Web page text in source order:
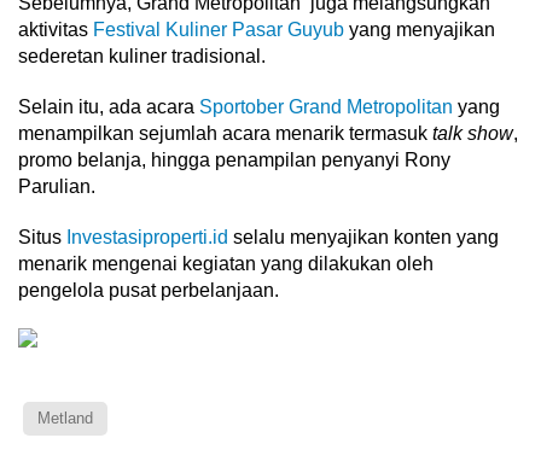
aktivitas Festival Kuliner Pasar Guyub yang menyajikan
sederetan kuliner tradisional.
Selain itu, ada acara Sportober Grand Metropolitan yang
menampilkan sejumlah acara menarik termasuk talk show,
promo belanja, hingga penampilan penyanyi Rony
Parulian.
Situs Investasiproperti.id selalu menyajikan konten yang
menarik mengenai kegiatan yang dilakukan oleh
pengelola pusat perbelanjaan.
Metland